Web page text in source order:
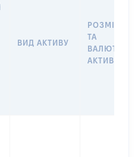
ВИД АКТИВУ
РОЗМІР
ТА
ВАЛЮТА
АКТИВУ